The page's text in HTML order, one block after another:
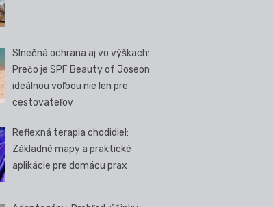
Slnečná ochrana aj vo výškach:
Prečo je SPF Beauty of Joseon
ideálnou voľbou nie len pre
cestovateľov
Reflexná terapia chodidiel:
Základné mapy a praktické
aplikácie pre domácu prax